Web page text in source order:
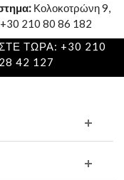
Κολοκοτρώνη 9,
210 80 86 182
ΤΩΡΑ: +30 210
42 127